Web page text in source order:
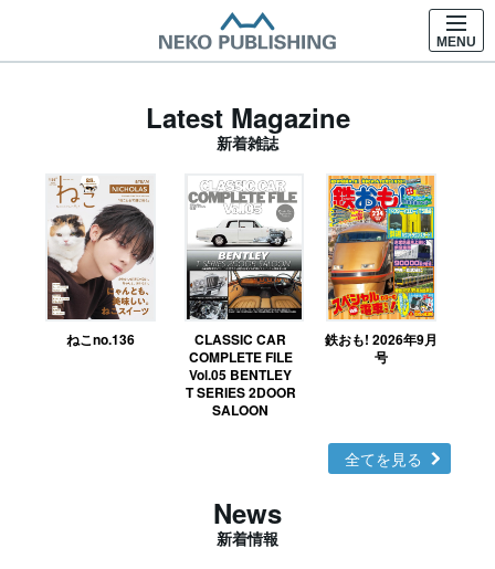
MENU
Latest Magazine
新着雑誌
ねこno.136
CLASSIC CAR
COMPLETE FILE
Vol.05 BENTLEY
T SERIES 2DOOR
SALOON
鉄おも! 2026年9月
号
全てを見る
News
新着情報